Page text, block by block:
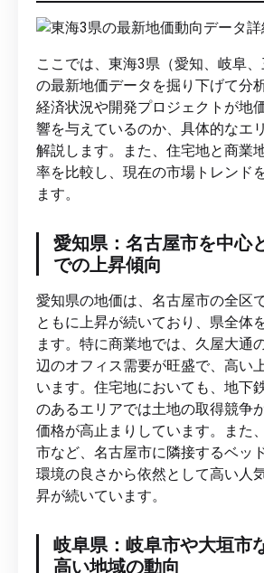
ここでは、東海3県（愛知、岐阜
の最新地価データを掘り下げて分
経済状況や開発プロジェクトが地
響を与えているのか、具体的なエ
解説します。また、住宅地と商業
率を比較し、現在の市場トレンド
ます。
愛知県：名古屋市を中心
での上昇傾向
愛知県の地価は、名古屋市の全区
ともに上昇が続いており、県全体
ます。特に商業地では、久屋大通
辺のオフィス需要が旺盛で、高い
います。住宅地においても、地下
のあるエリアでは土地の取得競争
価格が高止まりしています。また
市など、名古屋市に隣接するベッ
環境の良さから依然として高い人
昇が続いています。
岐阜県：岐阜市や大垣市
高い地域の動向